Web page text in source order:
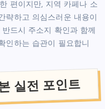
편이지만, 지역 카페나 소
략하고 의심스러운 내용이
드시 주소지 확인과 함께
인하는 습관이 필요합니
실전 포인트